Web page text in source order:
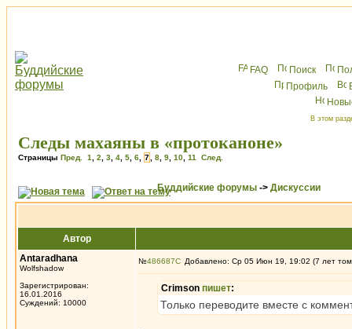
FAQ Поиск
Профиль
В этом
Следы махаяны в «протоканоне»
Страницы Пред. 1 2 3 4 5 6 7 8 9 10 11 След.
Буддийские форумы -> Дискуссии
Автор
Antaradhana
Wolfshadow
Зарегистрирован:
16.01.2016
Суждений: 10000
№486687 Добавлено: Ср 05 Июн 19, 19:02 (7 лет
Crimson пишет:
Только переводите вместе с